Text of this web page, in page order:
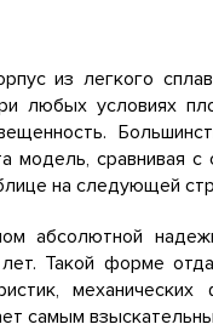
из легкого
любых условиях
модель, сравнивая
на следующей
абсолютной
Такой форме
самым